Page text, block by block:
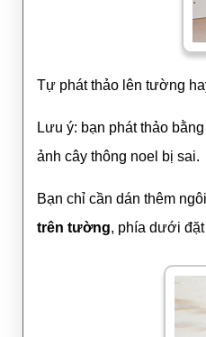
Tự phát thảo lên tường
Lưu ý: bạn phát thảo
ảnh cây thông noel bị sai.
Bạn chỉ cần dán thêm
trên tường, phía dưới